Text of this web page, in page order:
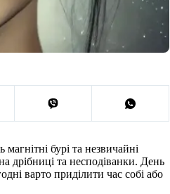
бурі та незвичайні
дрібниці та несподіванки. День
варто приділити час собі або